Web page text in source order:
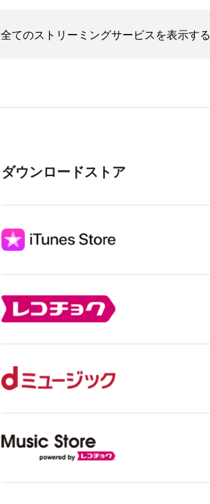
全てのストリーミングサービスを表示する
ダウンロードストア